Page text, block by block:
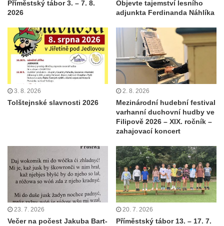
Příměstský tábor 3. – 7. 8.
2026
Objevte tajemství lesního
adjunkta Ferdinanda Náhlíka
3. 8. 2026
Tolštejnské slavnosti 2026
2. 8. 2026
Mezinárodní hudební festival
varhanní duchovní hudby ve
Filipově 2026 – XIX. ročník –
zahajovací koncert
23. 7. 2026
Večer na počest Jakuba Bart-
20. 7. 2026
Příměstský tábor 13. – 17. 7.